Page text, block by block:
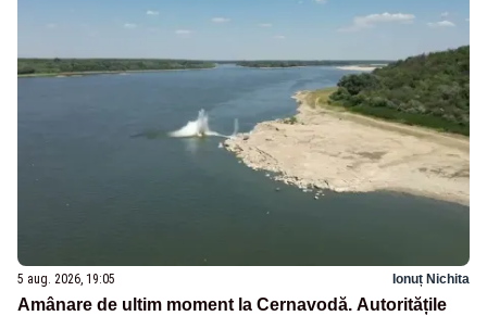
5 aug. 2026, 19:05 Ionuț Nichita
Amânare de ultim moment la Cernavodă. Autoritățile